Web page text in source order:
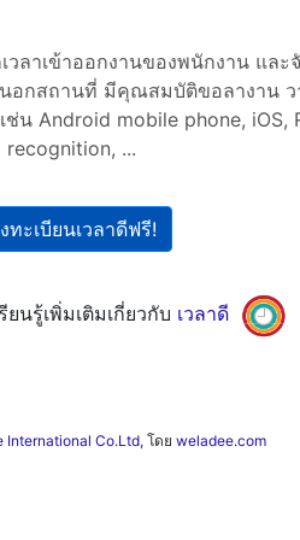
าเข้าออกงานของพนักงาน และ
อกสถานที่ มีคุณสมบัติขอลางาน ว
น Android mobile phone, iOS,
recognition, ...
ทะเบียนเวลาดีฟรี!
นรู้เพิ่มเติมเกี่ยวกับ เวลาดี
International Co.Ltd, โดย weladee.com